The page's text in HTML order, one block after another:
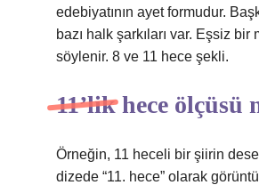
edebiyatının ayet formudur.
bazı halk şarkıları var. Eşsiz bir
söylenir. 8 ve 11 hece şekli.
11’lik hece ölçüsü
Örneğin, 11 heceli bir şiirin
dizede “11. hece” olarak